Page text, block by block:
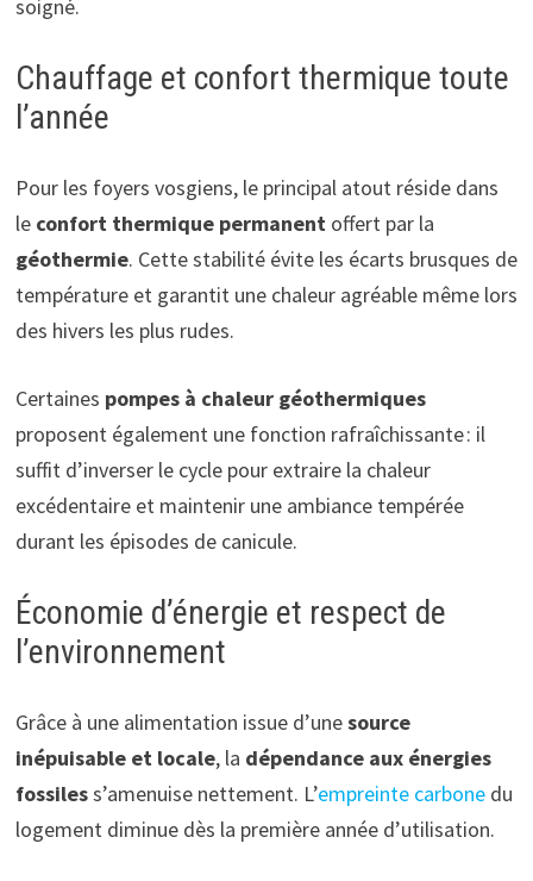
soigné.
Chauffage et confort thermique toute
l’année
Pour les foyers vosgiens, le principal atout réside dans
le confort thermique permanentoffert par la
géothermie. Cette stabilité évite les écarts brusques de
température et garantit une chaleur agréable même lors
des hivers les plus rudes.
Certaines pompes à chaleur géothermiques
proposent également une fonction rafraîchissante : il
suffit d’inverser le cycle pour extraire la chaleur
excédentaire et maintenir une ambiance tempérée
durant les épisodes de canicule.
Économie d’énergie et respect de
l’environnement
Grâce à une alimentation issue d’unesource
inépuisable et locale, la dépendance aux énergies
fossiless’amenuise nettement. L’empreinte carbonedu
logement diminue dès la première année d’utilisation.